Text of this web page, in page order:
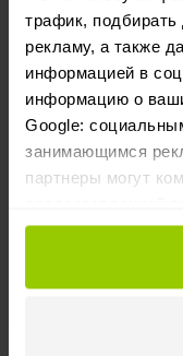
трафик,
рекламу, а также
информацией в
информацию о
Google:
занимающимся
партнеры могут
данными, которые
Что касается
работает:
Системы камер
с ADAS.Для
Системы Howen
.